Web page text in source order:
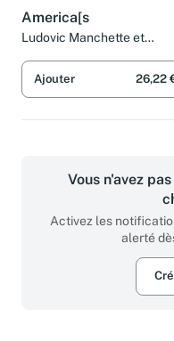
America[s
Ludovic Manchette et
Ajouter 26,22
Vous n'avez
Activez les
alerté